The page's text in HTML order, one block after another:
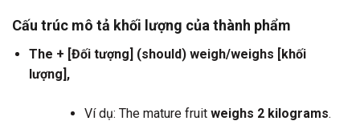
Cấu trúc mô tả khối lượng của thành phẩm
The + [Đối tượng] (should) weigh/weighs [khối
lượng],
Ví dụ: The mature fruit weighs 2 kilograms.